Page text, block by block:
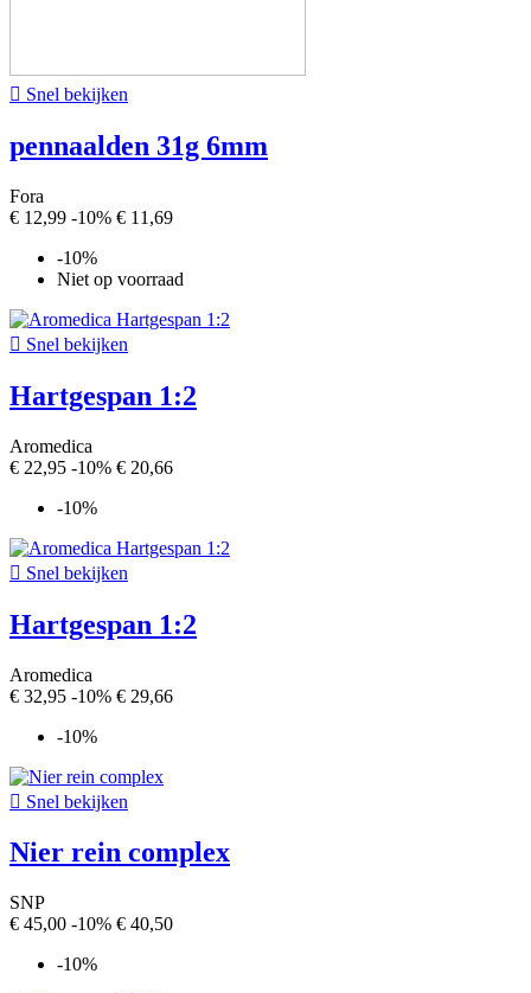
 Snel bekijken
pennaalden 31g 6mm
Fora
€ 12,99 -10% € 11,69
-10%
Niet op voorraad
 Snel bekijken
Hartgespan 1:2
Aromedica
€ 22,95 -10% € 20,66
-10%
 Snel bekijken
Hartgespan 1:2
Aromedica
€ 32,95 -10% € 29,66
-10%
 Snel bekijken
Nier rein complex
SNP
€ 45,00 -10% € 40,50
-10%